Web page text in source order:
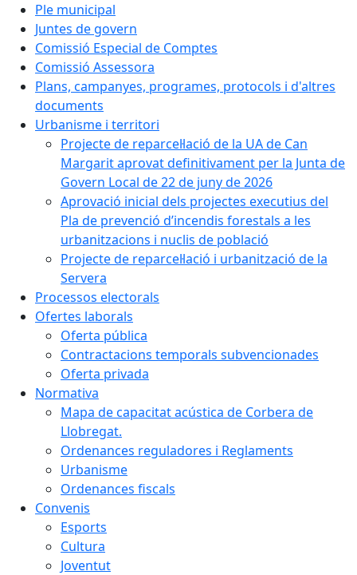
Ple municipal
Juntes de govern
Comissió Especial de Comptes
Comissió Assessora
Plans, campanyes, programes, protocols i d'altres
documents
Urbanisme i territori
Projecte de reparcel·lació de la UA de Can
Margarit aprovat definitivament per la Junta de
Govern Local de 22 de juny de 2026
Aprovació inicial dels projectes executius del
Pla de prevenció d’incendis forestals a les
urbanitzacions i nuclis de població
Projecte de reparcel·lació i urbanització de la
Servera
Processos electorals
Ofertes laborals
Oferta pública
Contractacions temporals subvencionades
Oferta privada
Normativa
Mapa de capacitat acústica de Corbera de
Llobregat.
Ordenances reguladores i Reglaments
Urbanisme
Ordenances fiscals
Convenis
Esports
Cultura
Joventut